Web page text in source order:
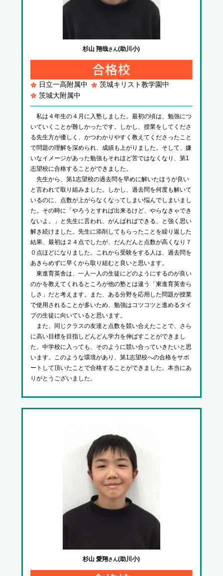
杉山 翔哉さん(助川小)
日立一高附属中
茨城キリスト教学園中
茨城大附属中
私は４年生の４月に入塾しました。最初の頃は、勉強につ
いていくことが難しかったです。しかし、授業をしてくださ
る先生方が優しく、かつわかりやすく教えてくださったこと
で問題の理解を深められ、成績も上がりました。そして、嫌
いなイメージがあった勉強もそれほど苦ではなくなり、第1
志望校に合格することができました。
先生から、第1志望校の過去問を早めに解いたほうが良い
と言われて取り組みました。しかし、過去問を何度も解いて
いるのに、点数が上がらなくなってしまい悩んでしまいまし
た。その時に「やろうとすれば出来るけど、やらなきゃでき
ないよ。」と先生に言われ、がんばればできる、と強く思い
解き続けました。先生に添削してもらったことを繰り返した
結果、最初は２４点でしたが、だんだんと点数が高くなり７
０点ほどになりました。これから受験をする人は、過去問を
あきらめずに早くから取り組むと良いと思います。
東進育英舎は、一人一人の生徒にどのようにするのが良い
のかを教えてくれるところが他の塾とは違う「東進育英舎ら
しさ」だと考えます。また、ある分野を応用した問題が授業
で使用されることが多いため、勉強はコツコツと進めるタイ
プの生徒に向いていると思います。
また、同じクラスの友達と点数を競い合えたことで、さら
に高い目標を目指しどんどん学力を伸ばすことができまし
た。中学校に入っても、そのように競い合っていきたいと思
います。このような環境があり、第1志望校への合格をサポ
ートして頂いたことで合格することができました。本当にあ
りがとうございました。
杉山 愛翔さん(助川小)